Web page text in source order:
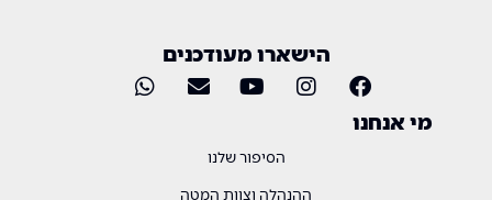
מי אנחנו
הסיפור שלנו
ההנהלה וצוות המטה
הישארו מעודכנים